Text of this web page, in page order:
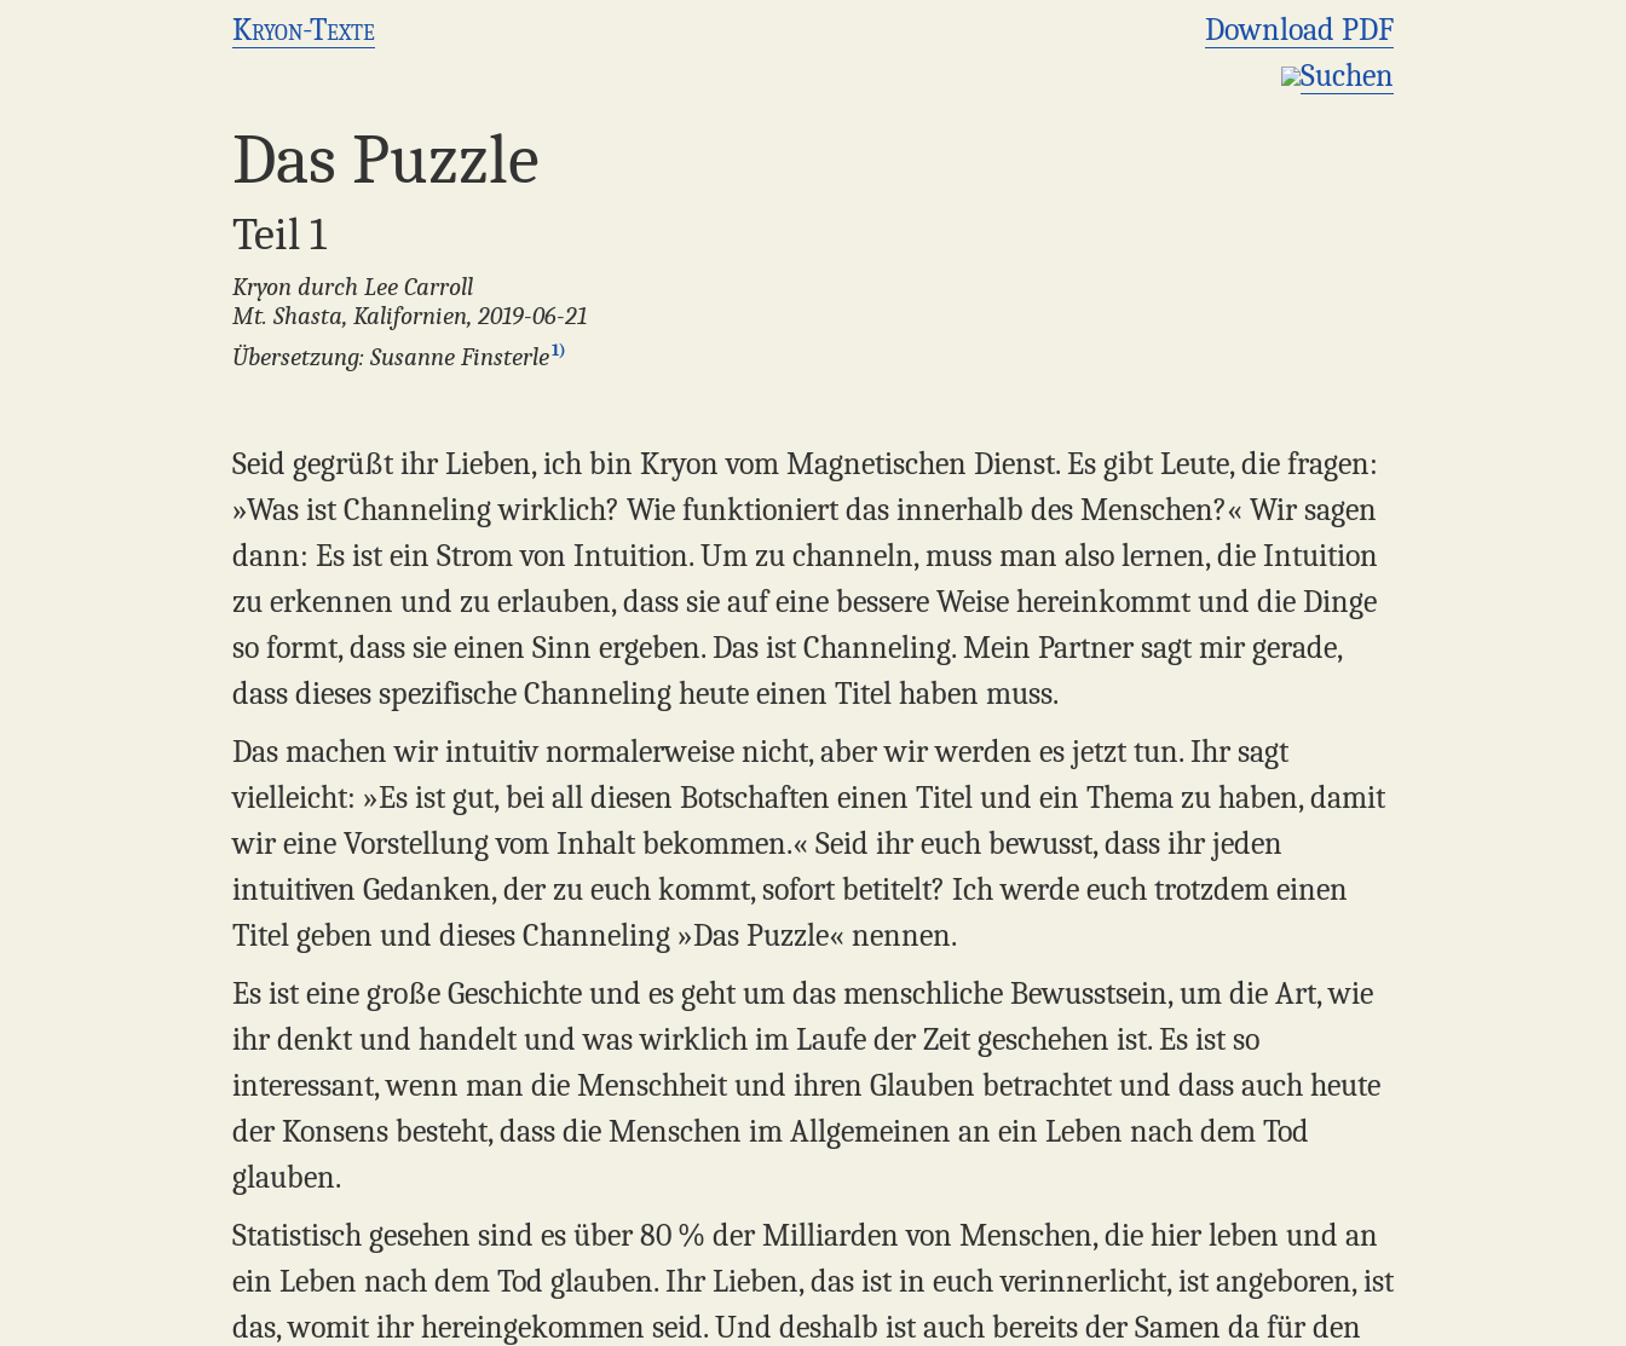
Kryon-Texte
Download PDF
Suchen
Das Puzzle
Teil 1
Kryon durch Lee Carroll
Mt. Shasta, Kalifornien, 2019-06-21
Übersetzung: Susanne Finsterle1)
Seid gegrüßt ihr Lieben, ich bin Kryon vom Magnetischen Dienst. Es gibt Leute, die fragen:
»Was ist Channeling wirklich? Wie funktioniert das innerhalb des Menschen?« Wir sagen
dann: Es ist ein Strom von Intuition. Um zu channeln, muss man also lernen, die Intuition
zu erkennen und zu erlauben, dass sie auf eine bessere Weise hereinkommt und die Dinge
so formt, dass sie einen Sinn ergeben. Das ist Channeling. Mein Partner sagt mir gerade,
dass dieses spezifische Channeling heute einen Titel haben muss.
Das machen wir intuitiv normalerweise nicht, aber wir werden es jetzt tun. Ihr sagt
vielleicht: »Es ist gut, bei all diesen Botschaften einen Titel und ein Thema zu haben, damit
wir eine Vorstellung vom Inhalt bekommen.« Seid ihr euch bewusst, dass ihr jeden
intuitiven Gedanken, der zu euch kommt, sofort betitelt? Ich werde euch trotzdem einen
Titel geben und dieses Channeling »Das Puzzle« nennen.
Es ist eine große Geschichte und es geht um das menschliche Bewusstsein, um die Art, wie
ihr denkt und handelt und was wirklich im Laufe der Zeit geschehen ist. Es ist so
interessant, wenn man die Menschheit und ihren Glauben betrachtet und dass auch heute
der Konsens besteht, dass die Menschen im Allgemeinen an ein Leben nach dem Tod
glauben.
Statistisch gesehen sind es über 80 % der Milliarden von Menschen, die hier leben und an
ein Leben nach dem Tod glauben. Ihr Lieben, das ist in euch verinnerlicht, ist angeboren, ist
das, womit ihr hereingekommen seid. Und deshalb ist auch bereits der Samen da für den